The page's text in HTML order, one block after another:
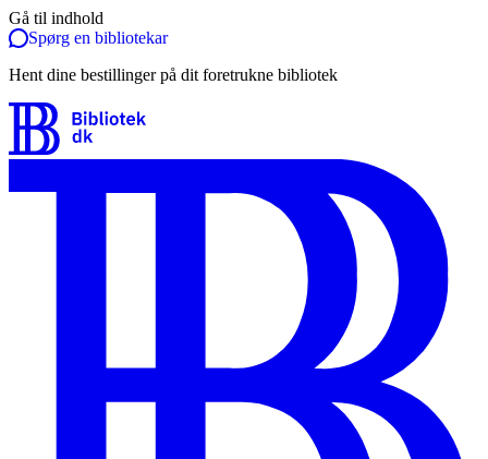
Gå til indhold
Spørg en bibliotekar
Hent dine bestillinger på dit foretrukne bibliotek